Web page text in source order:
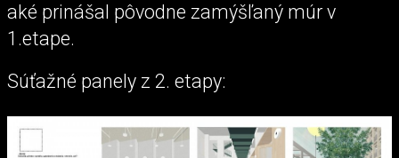
aké prinášal pôvodne zamýšľaný múr v
1.etape.
Súťažné panely z 2. etapy: